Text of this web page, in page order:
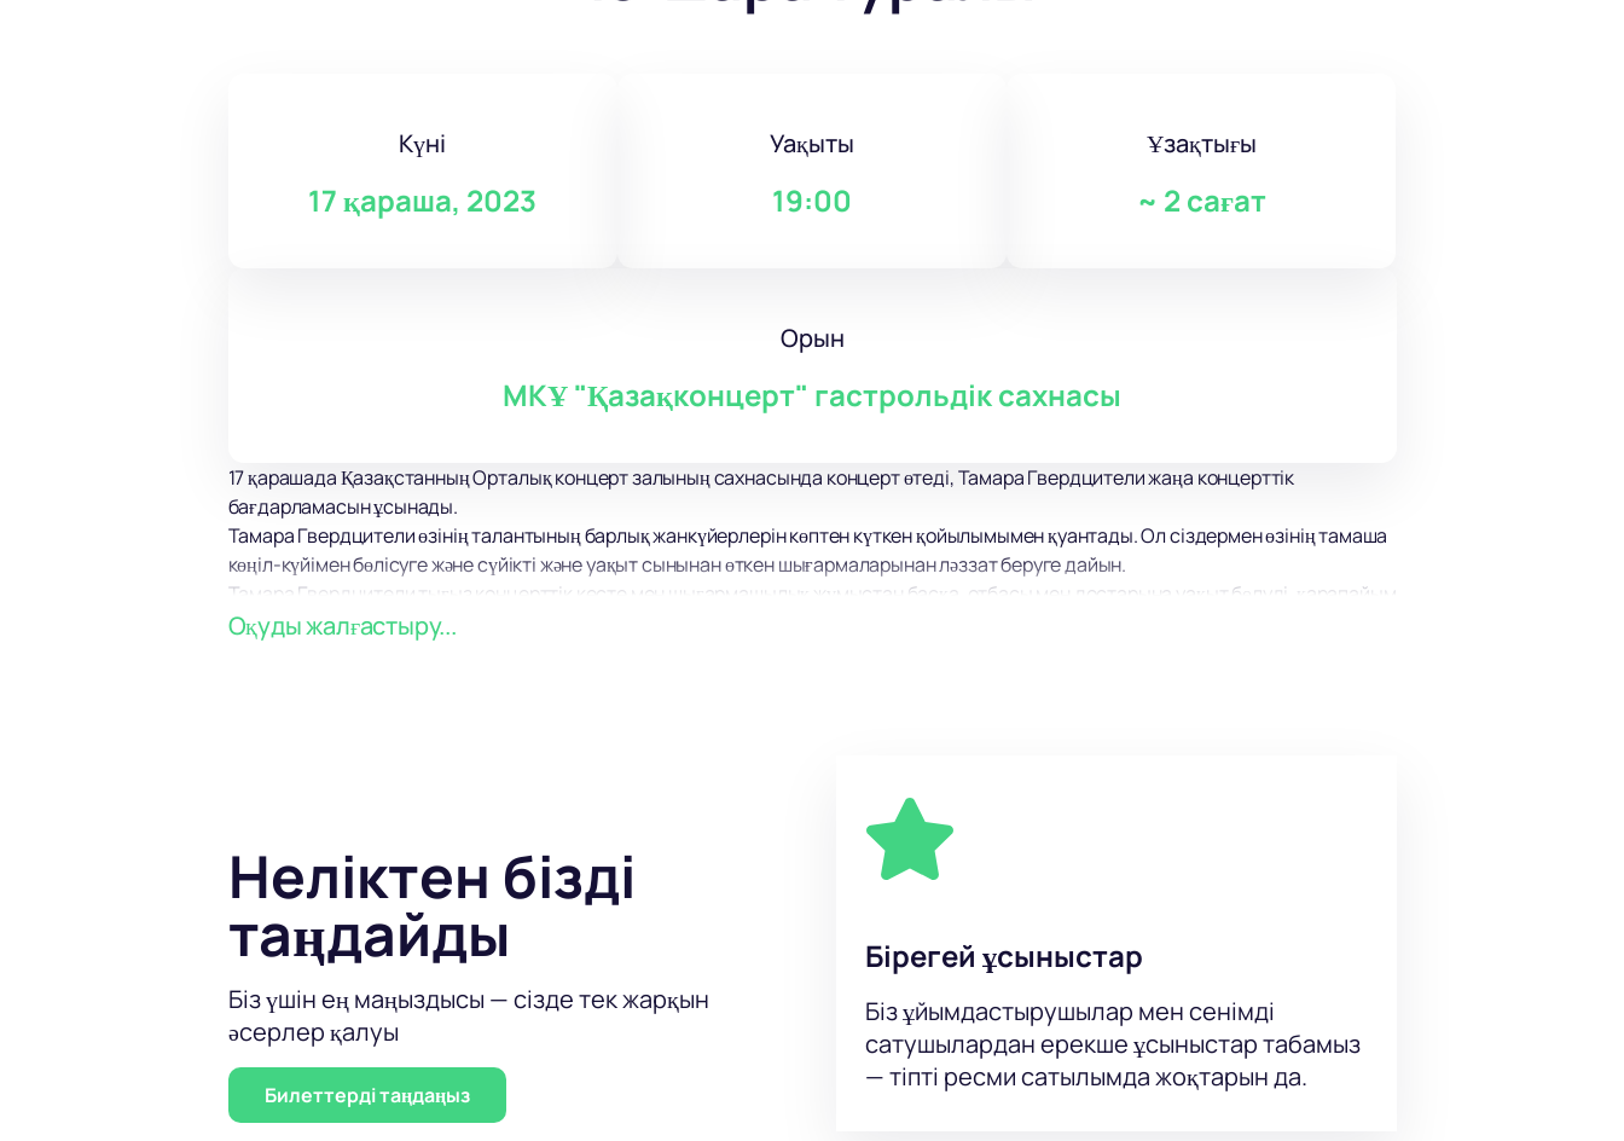
Күні
17 қараша, 2023
Уақыты
19:00
Ұзақтығы
~ 2 сағат
Орын
МКҰ "Қазақконцерт" гастрольдік сахнасы
17 қарашада Қазақстанның Орталық концерт залының сахнасында концерт өтеді, Тамара Гвердцители жаңа концерттік
бағдарламасын ұсынады.
Тамара Гвердцители өзінің талантының барлық жанкүйерлерін көптен күткен қойылымымен қуантады. Ол сіздермен өзінің тамаша
көңіл-күйімен бөлісуге және сүйікті және уақыт сынынан өткен шығармаларынан ләззат беруге дайын.
Тамара Гвердцители тығыз концерттік кесте мен шығармашылық жұмыстан басқа, отбасы мен достарына уақыт бөлуді, қарапайым
адамның өмір салтын жүргізуді біледі.
Оқуды жалғастыру...
Неліктен бізді
таңдайды
Біз үшін ең маңыздысы — сізде тек жарқын
әсерлер қалуы
Билеттерді таңдаңыз
Бірегей ұсыныстар
Біз ұйымдастырушылар мен сенімді
сатушылардан ерекше ұсыныстар табамыз
— тіпті ресми сатылымда жоқтарын да.